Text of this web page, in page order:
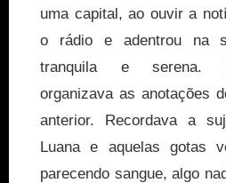
uma capital, ao ouvir a
o rádio e adentrou na
tranquila e serena.
organizava as anotações
anterior. Recordava a
Luana e aquelas gotas
parecendo sangue, algo